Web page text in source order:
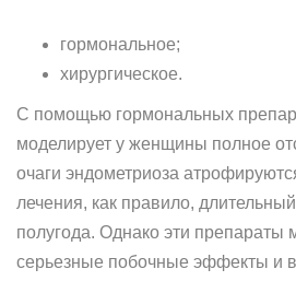
гормональное;
хирургическое.
С помощью гормональных
моделирует у женщины полное
очаги эндометриоза
лечения, как правило,
полугода. Однако эти препараты
серьезные побочные эффекты и